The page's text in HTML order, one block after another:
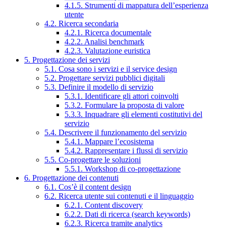
4.1.5. Strumenti di mappatura dell’esperienza
utente
4.2. Ricerca secondaria
4.2.1. Ricerca documentale
4.2.2. Analisi benchmark
4.2.3. Valutazione euristica
5. Progettazione dei servizi
5.1. Cosa sono i servizi e il service design
5.2. Progettare servizi pubblici digitali
5.3. Definire il modello di servizio
5.3.1. Identificare gli attori coinvolti
5.3.2. Formulare la proposta di valore
5.3.3. Inquadrare gli elementi costitutivi del
servizio
5.4. Descrivere il funzionamento del servizio
5.4.1. Mappare l’ecosistema
5.4.2. Rappresentare i flussi di servizio
5.5. Co-progettare le soluzioni
5.5.1. Workshop di co-progettazione
6. Progettazione dei contenuti
6.1. Cos’è il content design
6.2. Ricerca utente sui contenuti e il linguaggio
6.2.1. Content discovery
6.2.2. Dati di ricerca (search keywords)
6.2.3. Ricerca tramite analytics